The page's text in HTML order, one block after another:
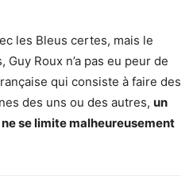
les Bleus certes, mais le
Roux n’a pas eu peur de
qui consiste à faire des
des uns ou des autres, un
se limite malheureusement